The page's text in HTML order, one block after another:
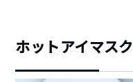
ホットアイマスク